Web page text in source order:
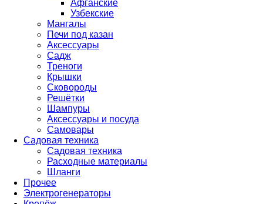
Афганские
Узбекские
Мангалы
Печи под казан
Аксессуары
Садж
Треноги
Крышки
Сковороды
Решётки
Шампуры
Аксессуары и посуда
Самовары
Садовая техника
Садовая техника
Расходные материалы
Шланги
Прочее
Электрогенераторы